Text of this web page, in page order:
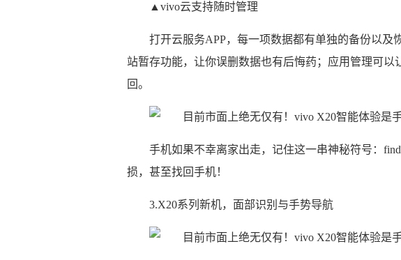
▲vivo云支持随时管理
打开云服务APP，每一项数据都有单独的备份以及
站暂存功能，让你误删数据也有后悔药；应用管理可以
回。
手机如果不幸离家出走，记住这一串神秘符号：
损，甚至找回手机！
3.X20系列新机，面部识别与手势导航